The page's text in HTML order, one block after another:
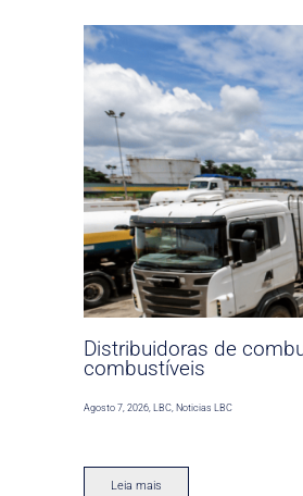
Distribuidoras de
combustíveis
Agosto 7, 2026,LBC,Noticias LBC
Leia mais